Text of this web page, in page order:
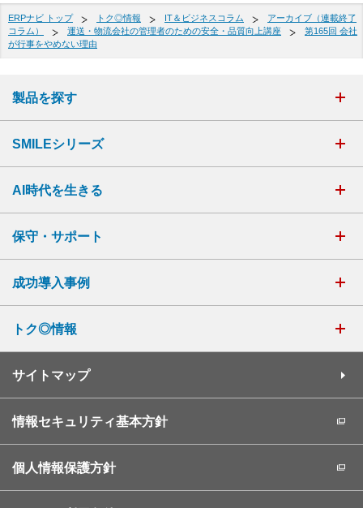
ERPナビ トップ トク◎情報 IT＆ビジネスコラム
アーカイブ（連載終了
コラム）
運送・物流会社の管理者のための安全・品質向上講座
第165回 会社
が行事をやめない理由
製品を探す
SMILEシリーズ
AI時代を生きる
保守・サポート
成功導入事例
トク◎情報
サイトマップ
情報セキュリティ基本方針
個人情報保護方針